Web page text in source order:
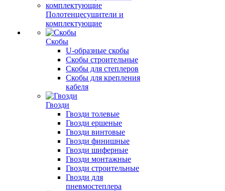
Полотенцесушители и
комплектующие
Скобы
U-образные скобы
Скобы строительные
Скобы для степлеров
Скобы для крепления
кабеля
Гвозди
Гвозди толевые
Гвозди ершеные
Гвозди винтовые
Гвозди финишные
Гвозди шиферные
Гвозди монтажные
Гвозди строительные
Гвозди для
пневмостеплера